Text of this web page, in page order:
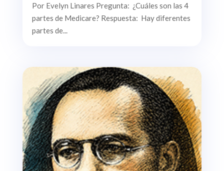
Por Evelyn Linares Pregunta: ¿Cuáles son las 4
partes de Medicare? Respuesta: Hay diferentes
partes de...